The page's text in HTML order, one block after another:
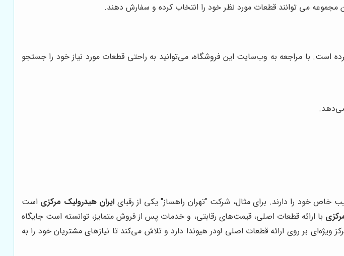
می توانند قطعات مورد نظر خود را انتخاب کرده و سفارش دهند.
است. با مراجعه به وب‌سایت این فروشگاه، می‌توانید به راحتی قطعات مورد نیاز خود را جستجو
می‌دهد.
خاص خود را دارند. برای مثال، شرکت "تهران راهساز" یکی از رقبای ایران هیدرولیک مرکزی است
با ارائه قطعات اصلی، قیمت‌های رقابتی، و خدمات پس از فروش متمایز، توانسته است جایگاه
ویژه‌ای بر روی ارائه قطعات اصلی لودر هیوندا دارد و تلاش می‌کند تا نیازهای مشتریان خود را به